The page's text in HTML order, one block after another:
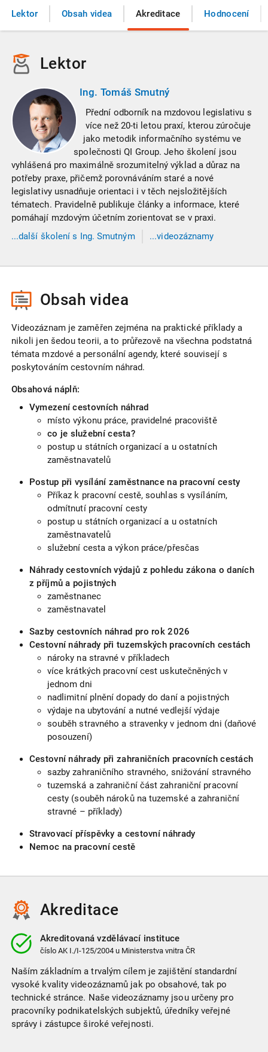
Lektor Obsah videa Akreditace Hodnocení
Lektor
Ing. Tomáš Smutný
Přední odborník na mzdovou legislativu s
více než 20-ti letou praxí, kterou zúročuje
jako metodik informačního systému ve
společnosti QI Group. Jeho školení jsou
vyhlášená pro maximálně srozumitelný výklad a důraz na
potřeby praxe, přičemž porovnáváním staré a nové
legislativy usnadňuje orientaci i v těch nejsložitějších
tématech. Pravidelně publikuje články a informace, které
pomáhají mzdovým účetním zorientovat se v praxi.
...další školení s Ing. Smutným
...videozáznamy
Obsah videa
Videozáznam je zaměřen zejména na praktické příklady a
nikoli jen šedou teorii, a to průřezově na všechna podstatná
témata mzdové a personální agendy, které souvisejí s
poskytováním cestovním náhrad.
Obsahová náplň:
Vymezení cestovních náhrad
místo výkonu práce, pravidelné pracoviště
co je služební cesta?
postup u státních organizací a u ostatních
zaměstnavatelů
Postup při vysílání zaměstnance na pracovní cesty
Příkaz k pracovní cestě, souhlas s vysíláním,
odmítnutí pracovní cesty
postup u státních organizací a u ostatních
zaměstnavatelů
služební cesta a výkon práce/přesčas
Náhrady cestovních výdajů z pohledu zákona o daních
z příjmů a pojistných
zaměstnanec
zaměstnavatel
Sazby cestovních náhrad pro rok 2026
Cestovní náhrady při tuzemských pracovních cestách
nároky na stravné v příkladech
více krátkých pracovní cest uskutečněných v
jednom dni
nadlimitní plnění dopady do daní a pojistných
výdaje na ubytování a nutné vedlejší výdaje
souběh stravného a stravenky v jednom dni (daňové
posouzení)
Cestovní náhrady při zahraničních pracovních cestách
sazby zahraničního stravného, snižování stravného
tuzemská a zahraniční část zahraniční pracovní
cesty (souběh nároků na tuzemské a zahraniční
stravné – příklady)
Stravovací příspěvky a cestovní náhrady
Nemoc na pracovní cestě
Akreditace
Akreditovaná vzdělávací instituce
číslo AK I./I-125/2004u Ministerstva vnitra ČR
Naším základním a trvalým cílem je zajištění standardní
vysoké kvality videozáznamů jak po obsahové, tak po
technické stránce. Naše videozáznamy jsou určeny pro
pracovníky podnikatelských subjektů, úředníky veřejné
správy i zástupce široké veřejnosti.